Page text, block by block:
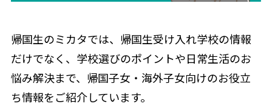
帰国生のミカタでは、帰国生受け入れ学校の情報
だけでなく、学校選びのポイントや日常生活のお
悩み解決まで、帰国子女・海外子女向けのお役立
ち情報をご紹介しています。